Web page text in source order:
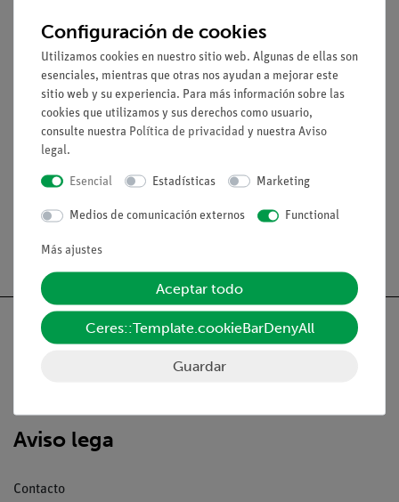
Nº de artículo48262-E
Aviso lega
Contacto
Configuración de cookies
Utilizamos cookies en nuestro sitio web. Algunas de ellas son
esenciales, mientras que otras nos ayudan a mejorar este
sitio web y su experiencia. Para más información sobre las
cookies que utilizamos y sus derechos como usuario,
consulte nuestra Política de privacidad y nuestra Aviso
legal.
Esencial Estadísticas Marketing
Medios de comunicación externos Functional
Más ajustes
Aceptar todo
Ceres::Template.cookieBarDenyAll
Guardar